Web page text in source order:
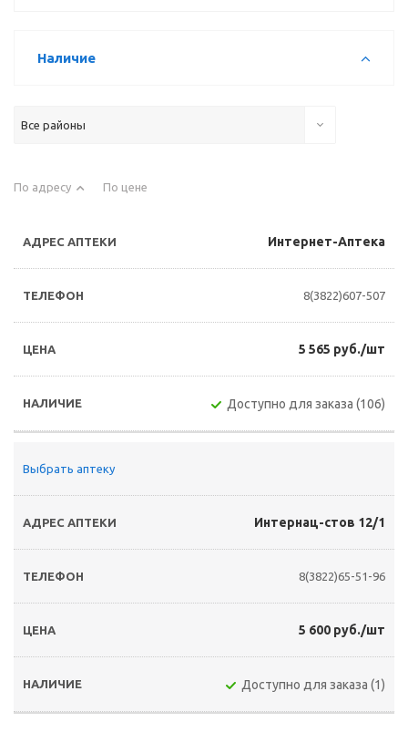
Наличие
Все районы
По адресу По цене
Интернет-Аптека
8(3822)607-507
5 565 руб./шт
Доступно для заказа (106)
Выбрать аптеку
Интернац-стов 12/1
8(3822)65-51-96
5 600 руб./шт
Доступно для заказа (1)